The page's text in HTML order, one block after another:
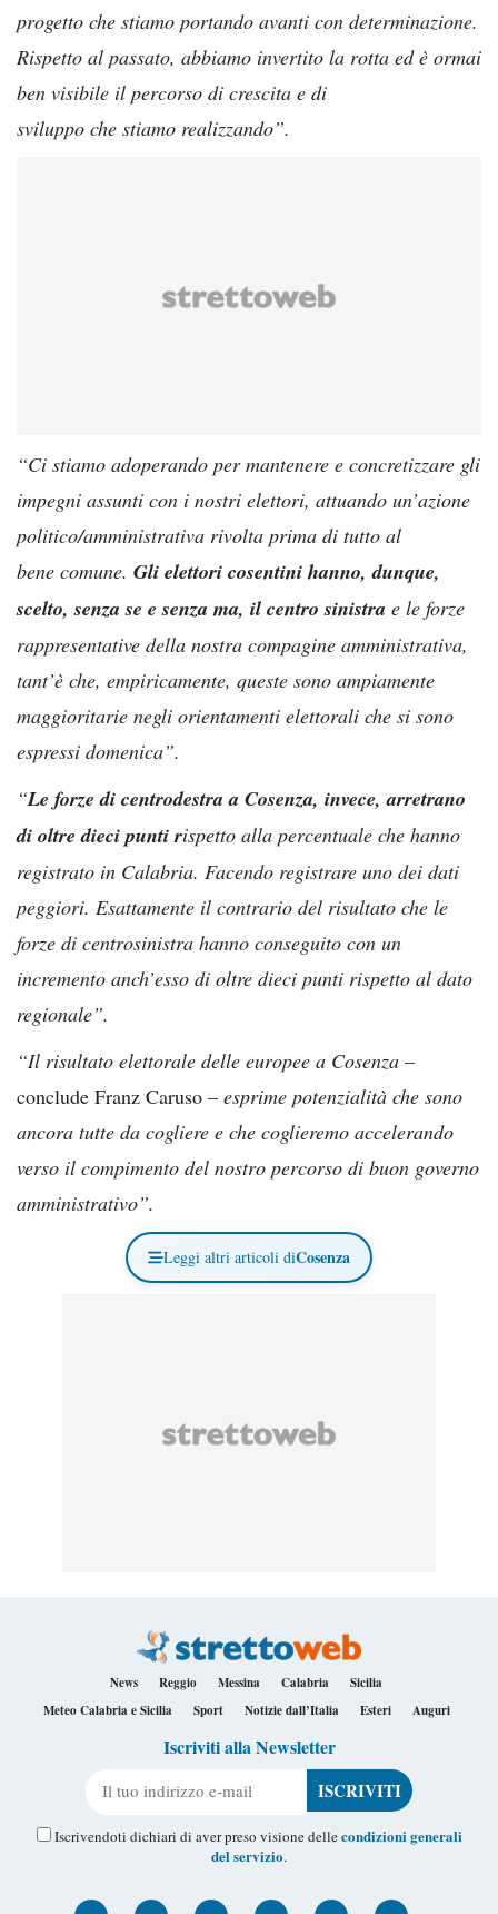
progetto che stiamo portando avanti con determinazione.
Rispetto al passato, abbiamo invertito la rotta ed è ormai
ben visibile il percorso di crescita e di
sviluppo che stiamo realizzando”.
“Ci stiamo adoperando per mantenere e concretizzare gli
impegni assunti con i nostri elettori, attuando un’azione
politico/amministrativa rivolta prima di tutto al
bene comune. Gli elettori cosentini hanno, dunque,
scelto, senza se e senza ma, il centro sinistra e le forze
rappresentative della nostra compagine amministrativa,
tant’è che, empiricamente, queste sono ampiamente
maggioritarie negli orientamenti elettorali che si sono
espressi domenica”.
“Le forze di centrodestra a Cosenza, invece, arretrano
di oltre dieci punti rispetto alla percentuale che hanno
registrato in Calabria. Facendo registrare uno dei dati
peggiori. Esattamente il contrario del risultato che le
forze di centrosinistra hanno conseguito con un
incremento anch’esso di oltre dieci punti rispetto al dato
regionale”.
“Il risultato elettorale delle europee a Cosenza –
conclude Franz Caruso – esprime potenzialità che sono
ancora tutte da cogliere e che coglieremo accelerando
verso il compimento del nostro percorso di buon governo
amministrativo”.
Leggi altri articoli diCosenza
News Reggio Messina Calabria
Sicilia
Meteo Calabria e Sicilia
Sport Notizie dall’Italia Esteri Auguri
Iscriviti alla Newsletter
Iscrivendoti dichiari di aver preso visione dellecondizioni generali
del servizio.